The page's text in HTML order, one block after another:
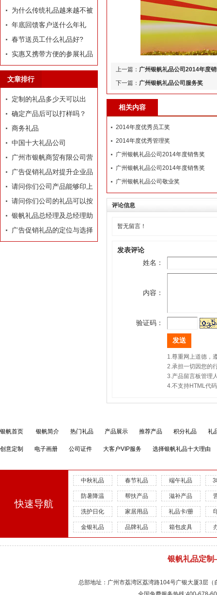
为什么传统礼品越来越不被
选择了
年底回馈客户送什么年礼
好?
春节送员工什么礼品好?
实惠又携带方便的参展礼品
文章排行
定制的礼品多少天可以出
货？
确定产品后可以打样吗？
商务礼品
中国十大礼品公司
广州市银帆商贸有限公司营
业执照
广告促销礼品对提升企业品
牌有着莫大的作用
请问你们公司产品能够印上
我们公司的LOGO和广告
吗？
请问你们公司的礼品可以按
照我们的要求和构思专门设
计订做吗？
银帆礼品总经理及总经理助
理名片
广告促销礼品的定位与选择
上一篇： 广州银帆礼品公司2014年度
下一篇： 广州银帆礼品公司服务奖
相关内容
2014年度优秀员工奖
2014年度优秀管理奖
广州银帆礼品公司2014年度销售奖
广州银帆礼品公司2014年度销售奖
广州银帆礼品公司敬业奖
评论信息
暂无留言！
发表评论
姓名：
内容：
验证码：
1.尊重网上道德，
2.承担一切因您的
3.产品留言板管理
4.不支持HTML代
银帆首页 银帆简介 热门礼品 产品展示 推荐产品 积分礼品 礼
创意定制 电子画册 公司证件 大客户VIP服务 选择银帆礼品十大理由
快速导航
中秋礼品 春节礼品 端午礼品
防暑降温 帮扶产品 滋补产品
洗护日化 家居用品 礼品卡/册
金银礼品 品牌礼品 箱包皮具
银帆礼品定
总部地址：广州市荔湾区荔湾路104号广银大厦3层